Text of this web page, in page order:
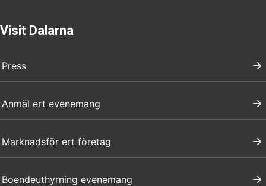
Visit Dalarna
Press
Anmäl ert evenemang
Marknadsför ert företag
Boendeuthyrning evenemang